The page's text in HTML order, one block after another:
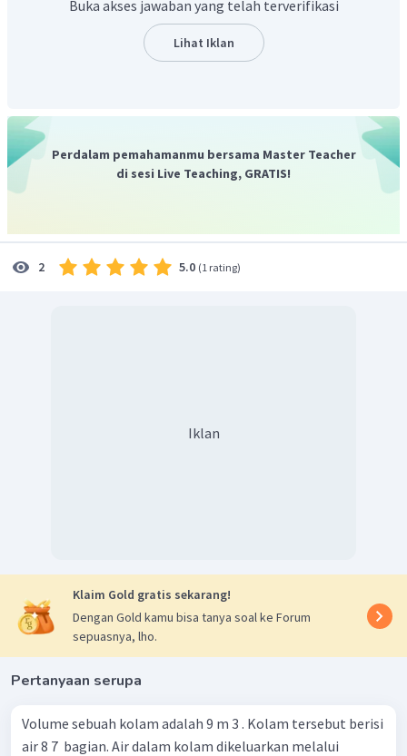
=
=
30×
15 liter
Dengan demikian, diperoleh volume ember tersebut adalah
Buka akses jawaban yang telah terverifikasi
Lihat Iklan
Perdalam pemahamanmu bersama Master Teacher
di sesi Live Teaching, GRATIS!
2 5.0 (1 rating)
Iklan
Klaim Gold gratis sekarang!
Dengan Gold kamu bisa tanya soal ke Forum
sepuasnya, lho.
Pertanyaan serupa
Volume sebuah kolam adalah 9 m 3 . Kolam tersebut berisi
air 8 7 ​ bagian. Air dalam kolam dikeluarkan melalui